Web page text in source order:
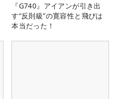
『G740』アイアンが引き出
す“反則級”の寛容性と飛びは
本当だった！